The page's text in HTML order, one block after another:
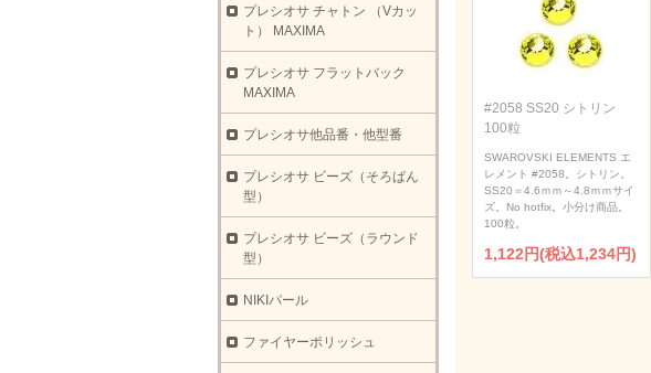
#2058 SS20 シトリン
100粒
SWAROVSKI ELEMENTS エ
レメント #2058。シトリン。
SS20＝4.6ｍｍ～4.8ｍｍサイ
ズ。No hotfix。小分け商品。
100粒。
1,122円(税込1,234円)
プレシオサ チャトン （Vカッ
ト） MAXIMA
プレシオサ フラットバック
MAXIMA
プレシオサ他品番・他型番
プレシオサ ビーズ（そろばん
型）
プレシオサ ビーズ（ラウンド
型）
NIKIパール
ファイヤーポリッシュ